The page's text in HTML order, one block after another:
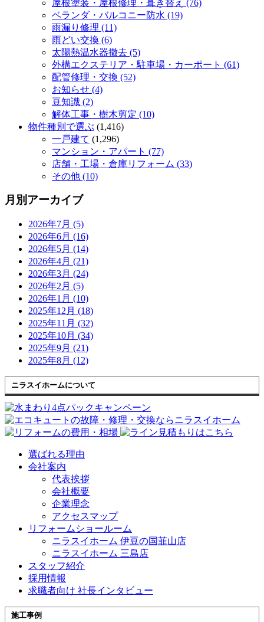
屋根塗装・屋根修理・葺き替え (76)
ベランダ・バルコニー防水 (19)
雨漏り修理 (11)
雨どい交換 (6)
太陽熱温水器撤去 (5)
外構エクステリア・駐車場・カーポート (61)
配管修理・交換 (52)
お知らせ (4)
豆知識 (2)
解体工事・樹木剪定 (10)
物件種別で選ぶ (1,416)
一戸建て (1,296)
マンション・アパート (77)
店舗・工場・倉庫リフォーム (33)
その他 (10)
月別アーカイブ
2026年7月 (5)
2026年6月 (16)
2026年5月 (14)
2026年4月 (21)
2026年3月 (24)
2026年2月 (5)
2026年1月 (10)
2025年12月 (18)
2025年11月 (32)
2025年10月 (34)
2025年9月 (21)
2025年8月 (12)
ニラスイホームについて
選ばれる理由
会社案内
代表挨拶
会社概要
企業理念
アクセスマップ
リフォームショールーム
ニラスイホーム 伊豆の国韮山店
ニラスイホーム 三島店
スタッフ紹介
採用情報
求職者向け 社長インタビュー
施工事例